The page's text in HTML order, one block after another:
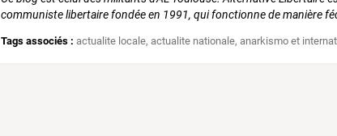
communiste libertaire fondée en 1991, qui fonctionne de manière
Tags associés : actualite locale,actualite nationale,anarkismo et